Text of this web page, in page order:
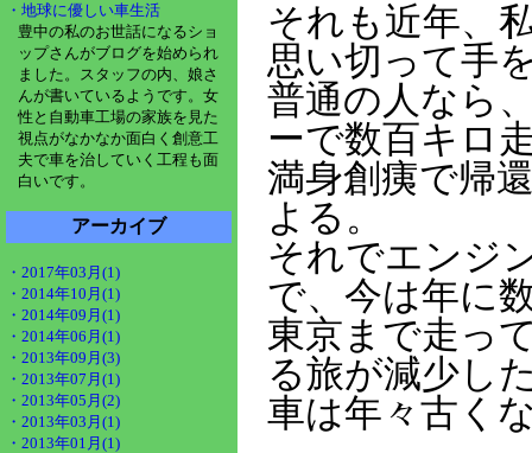
・地球に優しい車生活
豊中の私のお世話になるショ
ップさんがブログを始められ
ました。スタッフの内、娘さ
んが書いているようです。女
性と自動車工場の家族を見た
視点がなかなか面白く創意工
夫で車を治していく工程も面
白いです。
アーカイブ
・2017年03月(1)
・2014年10月(1)
・2014年09月(1)
・2014年06月(1)
・2013年09月(3)
・2013年07月(1)
・2013年05月(2)
・2013年03月(1)
・2013年01月(1)
それも近年、
思い切って手
普通の人なら
ーで数百キロ
満身創痍で帰
よる。
それでエンジ
で、今は年に
東京まで走っ
る旅が減少し
車は年々古く